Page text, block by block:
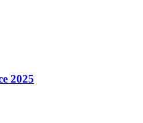
2025